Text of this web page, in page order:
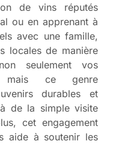
de vins réputés
ou en apprenant à
avec une famille,
locales de manière
seulement vos
mais ce genre
durables et
de la simple visite
cet engagement
aide à soutenir les